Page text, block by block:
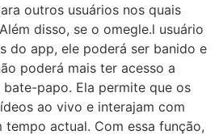
outros usuários nos quais
disso, se o omegle.l usuário
do app, ele poderá ser banido e
poderá mais ter acesso a
bate-papo. Ela permite que os
ao vivo e interajam com
tempo actual. Com essa função,